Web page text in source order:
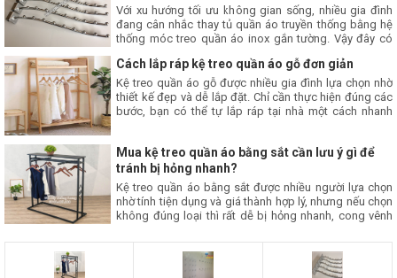
Với xu hướng tối ưu không gian sống, nhiều gia đình
đang cân nhắc thay tủ quần áo truyền thống bằng hệ
thống móc treo quần áo inox gắn tường. Vậy đây có
ưu điểm và hạn chế trước khi đưa ra quyết định trong
bài viết này nhé.
Cách lắp ráp kệ treo quần áo gỗ đơn giản
Kệ treo quần áo gỗ được nhiều gia đình lựa chọn nhờ
thiết kế đẹp và dễ lắp đặt. Chỉ cần thực hiện đúng các
bước, bạn có thể tự lắp ráp tại nhà một cách nhanh
quần áo bằng gỗ đơn giản tại nhà.
Mua kệ treo quần áo bằng sắt cần lưu ý gì để
tránh bị hỏng nhanh?
Kệ treo quần áo bằng sắt được nhiều người lựa chọn
nhờ tính tiện dụng và giá thành hợp lý, nhưng nếu chọn
không đúng loại thì rất dễ bị hỏng nhanh, cong vênh
để đảm bảo độ bền và sử dụng lâu dài? Cùng tìm hiểu
ngay trong bài viết dưới đây nhé.